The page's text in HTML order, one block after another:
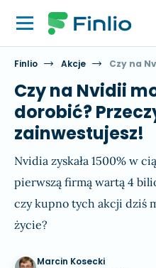
Finlio Akcje Czy na Nvidii
Czy na Nvidii
dorobić?
zainwestujesz!
Nvidia zyskała 1500% w
pierwszą firmą wartą 4
czy kupno tych akcji dziś
życie?
Marcin Kosecki